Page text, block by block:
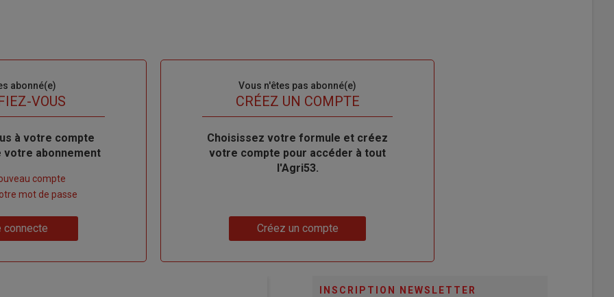
abonné(e)
VOUS
à votre compte
abonnement
compte
mot de passe
connecte
Vous n'êtes pas abonné(e)
TITRECRÉEZ UN COMPTE
Body
Choisissez votre formule et créez
votre compte pour accéder à tout
l'Agri53.
Créez un compte
INSCRIPTION NEWSLETTER